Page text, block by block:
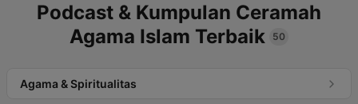
Podcast & Kumpulan Ceramah
Agama Islam Terbaik
50
Agama & Spiritualitas